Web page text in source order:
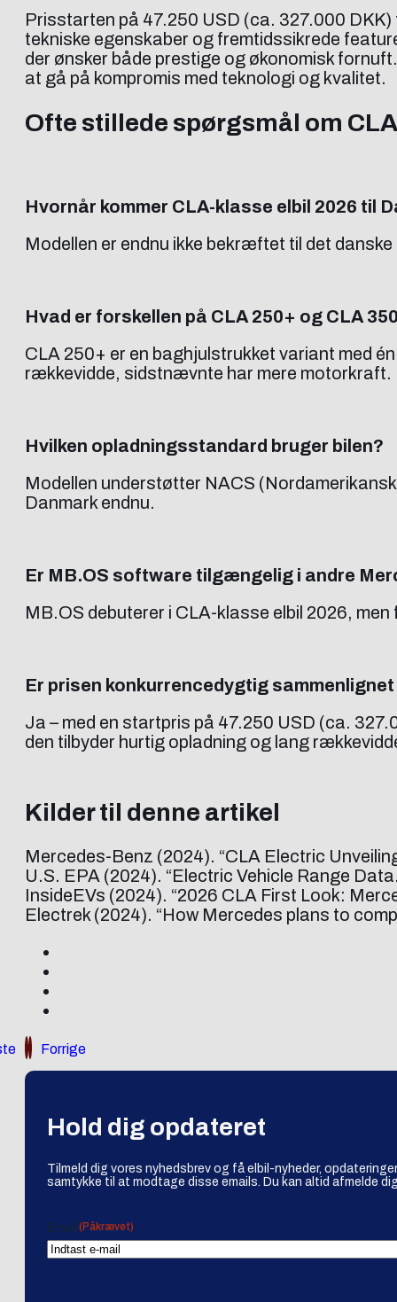
Prisstarten på 47.250 USD (ca. 327.000
tekniske egenskaber og fremtidssikrede
der ønsker både prestige og økonomisk
at gå på kompromis med teknologi og kvalitet.
Ofte stillede spørgsmål om
Hvornår kommer CLA-klasse elbil 2026 til
Modellen er endnu ikke bekræftet til det
Hvad er forskellen på CLA 250+ og CLA
CLA 250+ er en baghjulstrukket variant med
rækkevidde, sidstnævnte har mere motorkraft.
Hvilken opladningsstandard bruger bilen?
Modellen understøtter NACS
Danmark endnu.
Er MB.OS software tilgængelig i andre
MB.OS debuterer i CLA-klasse elbil 2026,
Er prisen konkurrencedygtig
Ja – med en startpris på 47.250 USD (ca.
den tilbyder hurtig opladning og lang
Kilder til denne artikel
Mercedes-Benz (2024). “CLA Electric
U.S. EPA (2024). “Electric Vehicle Range
InsideEVs (2024). “2026 CLA First Look:
Electrek (2024). “How Mercedes plans to
Forrige
Hold dig opdateret
Tilmeld dig vores nyhedsbrev og få elbil-nyheder,
samtykke til at modtage disse emails. Du kan altid afmelde
Email (Påkrævet)